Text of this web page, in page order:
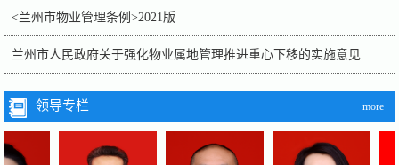
<兰州市物业管理条例>2021版
兰州市人民政府关于强化物业属地管理推进重心下移的实施意见
领导专栏 more+